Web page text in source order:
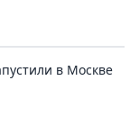
в Москве